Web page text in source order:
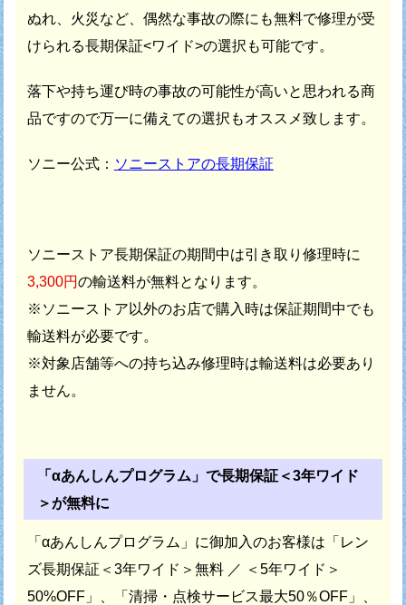
ぬれ、火災など、 偶然な事故の際にも無料で修理が受
けられる長期保証<ワイド>の選択も可能です。
落下や持ち運び時の事故の可能性が高いと思われる商
品ですので万一に備えての選択もオススメ致します。
ソニー公式： ソニーストアの長期保証
ソニーストア長期保証の期間中は引き取り修理時に
3,300円の輸送料が無料となります。
※ソニーストア以外のお店で購入時は保証期間中でも
輸送料が必要です。
※対象店舗等への持ち込み修理時は輸送料は必要あり
ません。
「αあんしんプログラム」で長期保証＜3年ワイド
＞が無料に
「αあんしんプログラム」に御加入のお客様は 「レン
ズ長期保証＜3年ワイド＞無料 ／ ＜5年ワイド＞
50%OFF」、
「清掃・点検サービス最大50％OFF」、